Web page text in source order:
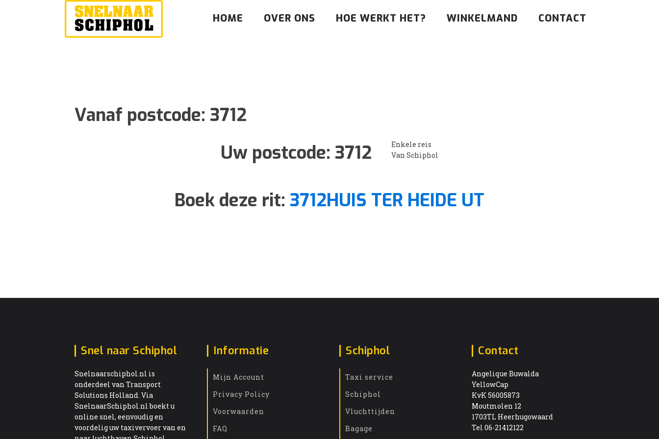
HOME OVER ONS HOE WERKT HET? WINKELMAND CONTACT
Vanaf postcode: 3712
Uw postcode: 3712
Enkele reis
Van Schiphol
Boek deze rit: 3712HUIS TER HEIDE UT
Snel naar Schiphol
Snelnaarschiphol.nl is
onderdeel van Transport
Solutions Holland. Via
SnelnaarSchiphol.nl boekt u
online snel, eenvoudig en
voordelig uw taxivervoer van en
Informatie
Mijn Account
Privacy Policy
Voorwaarden
FAQ
Schiphol
Taxi service
Schiphol
Vluchttijden
Bagage
Contact
Angelique Buwalda
YellowCap
KvK 56005873
Moutmolen 12
1703TL Heerhugowaard
Tel 06-21412122